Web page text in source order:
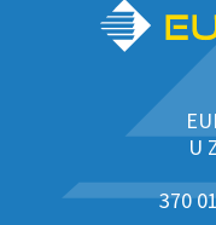
U
370